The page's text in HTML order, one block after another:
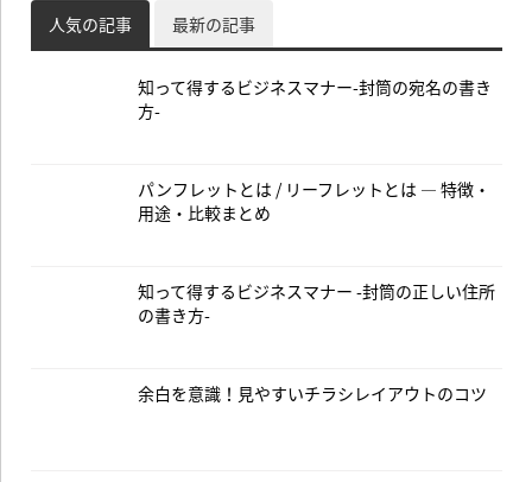
人気の記事 最新の記事
知って得するビジネスマナー-封筒の宛名の書き
方-
パンフレットとは / リーフレットとは — 特徴・
用途・比較まとめ
知って得するビジネスマナー -封筒の正しい住所
の書き方-
余白を意識！見やすいチラシレイアウトのコツ